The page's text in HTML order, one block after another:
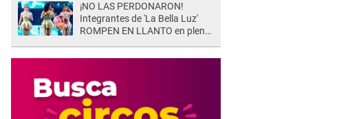
¡NO LAS PERDONARON!
Integrantes de 'La Bella Luz'
ROMPEN EN LLANTO en pleno